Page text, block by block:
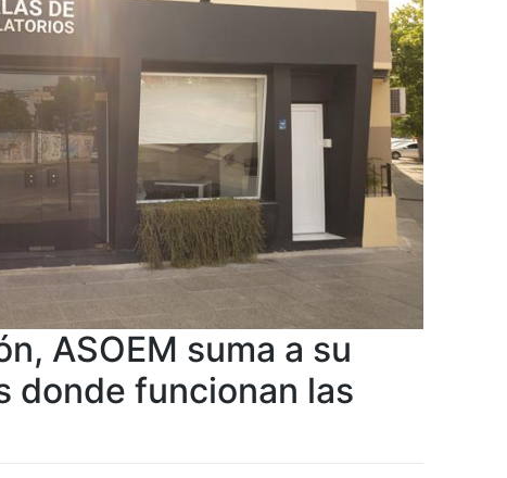
ASOEM suma a su
donde funcionan las